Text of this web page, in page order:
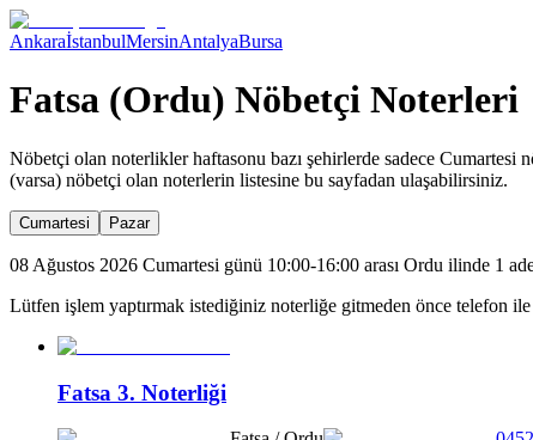
AnkaraİstanbulMersinAntalyaBursa
Fatsa (Ordu) Nöbetçi Noterleri
Nöbetçi olan noterlikler haftasonu bazı şehirlerde sadece Cumartesi
(varsa) nöbetçi olan noterlerin listesine bu sayfadan ulaşabilirsiniz.
Cumartesi Pazar
08 Ağustos 2026 Cumartesi günü 10:00-16:00 arası Ordu ilinde 1
Lütfen işlem yaptırmak istediğiniz noterliğe gitmeden önce telefon ile
Fatsa 3. Noterliği